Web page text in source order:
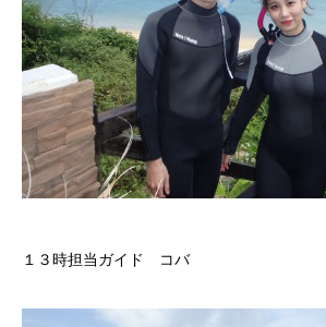
１３時担当ガイド コバ